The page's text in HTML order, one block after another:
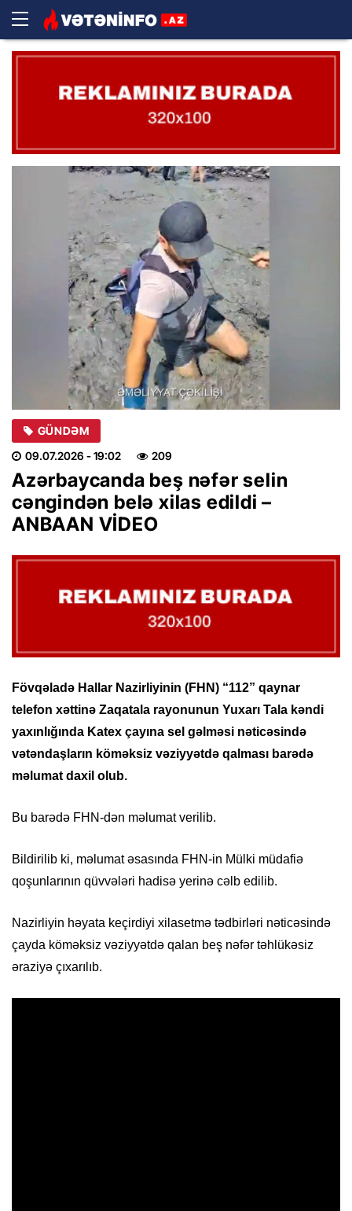
GÜNDƏM
09.07.2026 - 19:02 209
Azərbaycanda beş nəfər selin
cəngindən belə xilas edildi –
ANBAAN VİDEO
Fövqəladə Hallar Nazirliyinin (FHN) “112” qaynar
telefon xəttinə Zaqatala rayonunun Yuxarı Tala kəndi
yaxınlığında Katex çayına sel gəlməsi nəticəsində
vətəndaşların köməksiz vəziyyətdə qalması barədə
məlumat daxil olub.
Bu barədə FHN-dən məlumat verilib.
Bildirilib ki, məlumat əsasında FHN-in Mülki müdafiə
qoşunlarının qüvvələri hadisə yerinə cəlb edilib.
Nazirliyin həyata keçirdiyi xilasetmə tədbirləri nəticəsində
çayda köməksiz vəziyyətdə qalan beş nəfər təhlükəsiz
əraziyə çıxarılıb.